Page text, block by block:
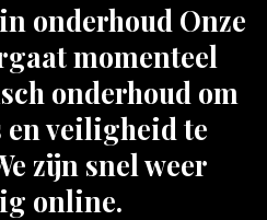
onderhoud Onze
momenteel
onderhoud om
en veiligheid te
zijn snel weer
online.